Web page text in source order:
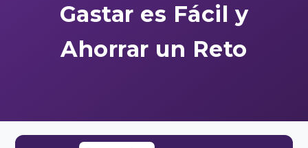
Gastar es Fácil y
Ahorrar un Reto